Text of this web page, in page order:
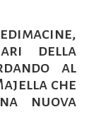
della
al
che
nuova